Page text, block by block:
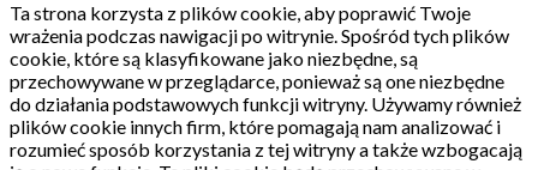
Ta strona korzysta z plików cookie, aby poprawić Twoje
wrażenia podczas nawigacji po witrynie.Spośród tych plików
cookie, które są klasyfikowane jako niezbędne, są
przechowywane w przeglądarce, ponieważ są one niezbędne
do działania podstawowych funkcji witryny. Używamy również
plików cookie innych firm, które pomagają nam analizować i
rozumieć sposób korzystania z tej witryny a także wzbogacają